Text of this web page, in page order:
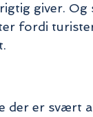
giver. Og
fordi
der er svært